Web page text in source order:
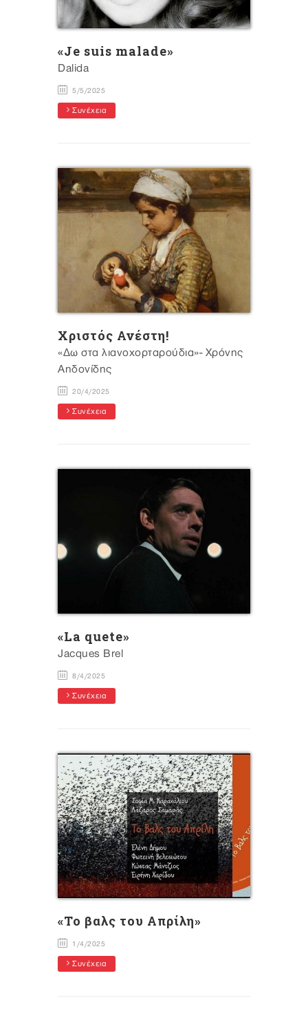
«Je suis malade»
Dalida
5/5/2025
Συνέχεια
Xριστός Ανέστη!
«Δω στα λιανοχορταρούδια»- Χρόνης
Αηδονίδης
20/4/2025
Συνέχεια
«La quete»
Jacques Brel
8/4/2025
Συνέχεια
«Το βαλς του Απρίλη»
1/4/2025
Συνέχεια